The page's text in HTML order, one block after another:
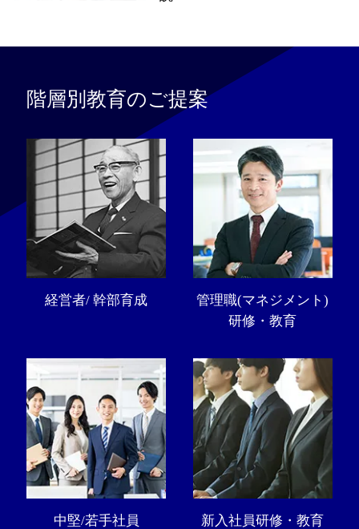
階層別教育のご提案
経営者/ 幹部育成
管理職(マネジメント)
研修・教育
中堅/若手社員 新入社員研修・教育